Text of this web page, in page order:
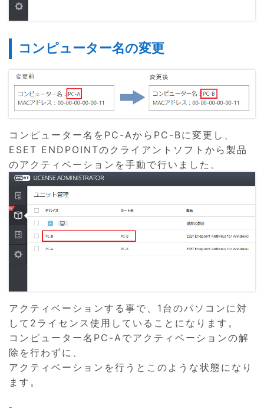
コンピューター名の変更
コンピューター名をPC-AからPC-Bに変更し、
ESET ENDPOINTのクライアントソフトから製品
のアクティベーションを手動で行いました。
アクティベーションする事で、1台のパソコンに対
して2ライセンス使用していることになります。
コンピューター名PC-Aでアクティベーションの解
除を行わずに、
アクティベーションを行うとこのような状態になり
ます。